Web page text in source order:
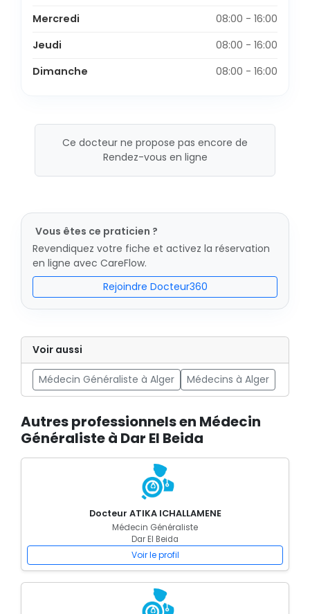
Mercredi
08:00 - 16:00
Jeudi
08:00 - 16:00
Dimanche
08:00 - 16:00
Ce docteur ne propose pas encore de
Rendez-vous en ligne
Vous êtes ce praticien ?
Revendiquez votre fiche et activez la réservation
en ligne avec CareFlow.
Rejoindre Docteur360
Voir aussi
Médecin Généraliste à Alger Médecins à Alger
Autres professionnels en Médecin
Généraliste à Dar El Beida
Docteur ATIKA ICHALLAMENE
Médecin Généraliste
Dar El Beida
Voir le profil